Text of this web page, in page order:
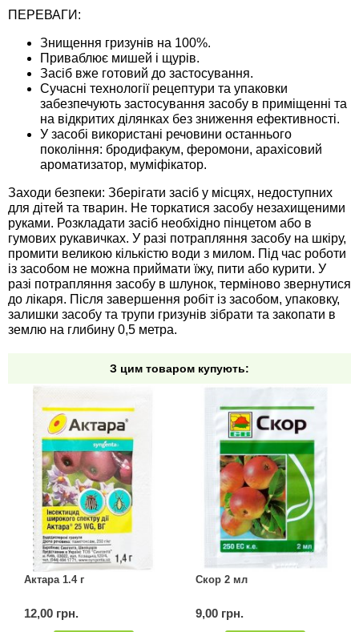
ПЕРЕВАГИ:
Знищення гризунів на 100%.
Приваблює мишей і щурів.
Засіб вже готовий до застосування.
Сучасні технології рецептури та упаковки
забезпечують застосування засобу в приміщенні та
на відкритих ділянках без зниження ефективності.
У засобі використані речовини останнього
покоління: бродифакум, феромони, арахісовий
ароматизатор, муміфікатор.
Заходи безпеки: Зберігати засіб у місцях, недоступних
для дітей та тварин. Не торкатися засобу незахищеними
руками. Розкладати засіб необхідно пінцетом або в
гумових рукавичках. У разі потрапляння засобу на шкіру,
промити великою кількістю води з милом. Під час роботи
із засобом не можна приймати їжу, пити або курити. У
разі потрапляння засобу в шлунок, терміново звернутися
до лікаря. Після завершення робіт із засобом, упаковку,
залишки засобу та трупи гризунів зібрати та закопати в
землю на глибину 0,5 метра.
З цим товаром купують:
Актара 1.4 г
12,00 грн.
Скор 2 мл
9,00 грн.
Семена сидератов
Семена табака
Семена томатов
Семена газонной травы
Семена тыквы, патиссона
Семена укропа
Семена фасоли
Семена цветов
Семена шпината
Семена щавеля
Элитные семена в банках
Средства защиты от мух
Средства защиты от моли
Средства защиты от капустницы
Средства защиты от кротов
Средства защиты от грызунов
Препараты для септиков, выгребных ям и
дачных туалетов, биодеструкторы
Хозяйственные товары
Средства защиты растений
Архив